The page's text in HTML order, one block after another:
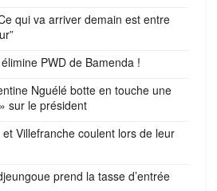
qui va arriver demain est entre
PWD de Bamenda !
Nguélé botte en touche une
sur le président
Villefranche coulent lors de leur
prend la tasse d’entrée